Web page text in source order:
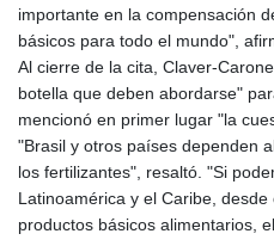
importante en la compensación
básicos para todo el mundo",
Al cierre de la cita, Claver-
botella que deben abordarse"
mencionó en primer lugar "la
"Brasil y otros países dependen
los fertilizantes", resaltó. "Si
Latinoamérica y el Caribe,
productos básicos alimentarios,